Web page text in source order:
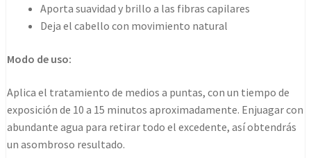
Aporta suavidad y brillo a las fibras capilares
Deja el cabello con movimiento natural
Modo de uso:
Aplica el tratamiento de medios a puntas, con un tiempo de
exposición de 10 a 15 minutos aproximadamente. Enjuagar con
abundante agua para retirar todo el excedente, así obtendrás
un asombroso resultado.